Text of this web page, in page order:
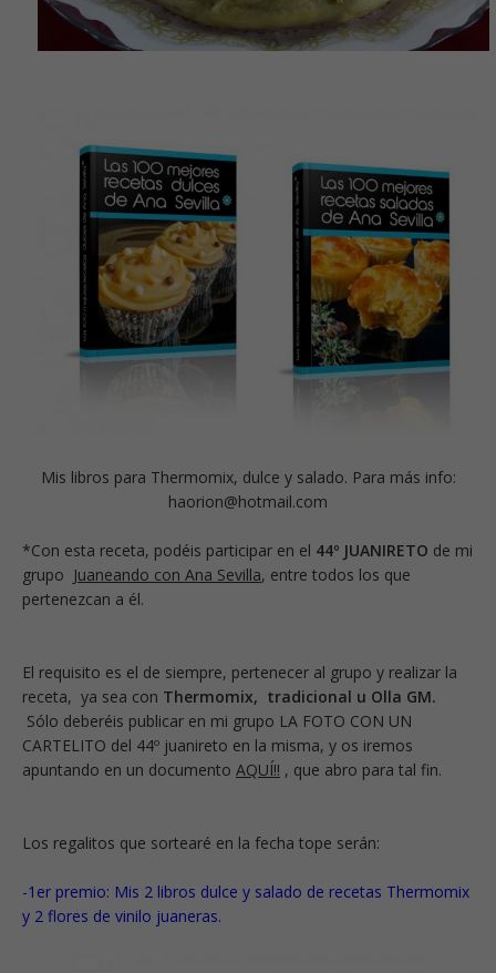
Mis libros para Thermomix, dulce y salado. Para más info:
haorion@hotmail.com
*Con esta receta, podéis participar en el 44º JUANIRETO de mi
grupo Juaneando con Ana Sevilla, entre todos los que
pertenezcan a él.
El requisito es el de siempre, pertenecer al grupo y realizar la
receta, ya sea con Thermomix, tradicional u Olla GM.
Sólo deberéis publicar en mi grupo LA FOTO CON UN
CARTELITO del 44º juanireto en la misma, y os iremos
apuntando en un documento AQUÍ!! , que abro para tal fin.
Los regalitos que sortearé en la fecha tope serán:
-1er premio: Mis 2 libros dulce y salado de recetas Thermomix
y 2 flores de vinilo juaneras.